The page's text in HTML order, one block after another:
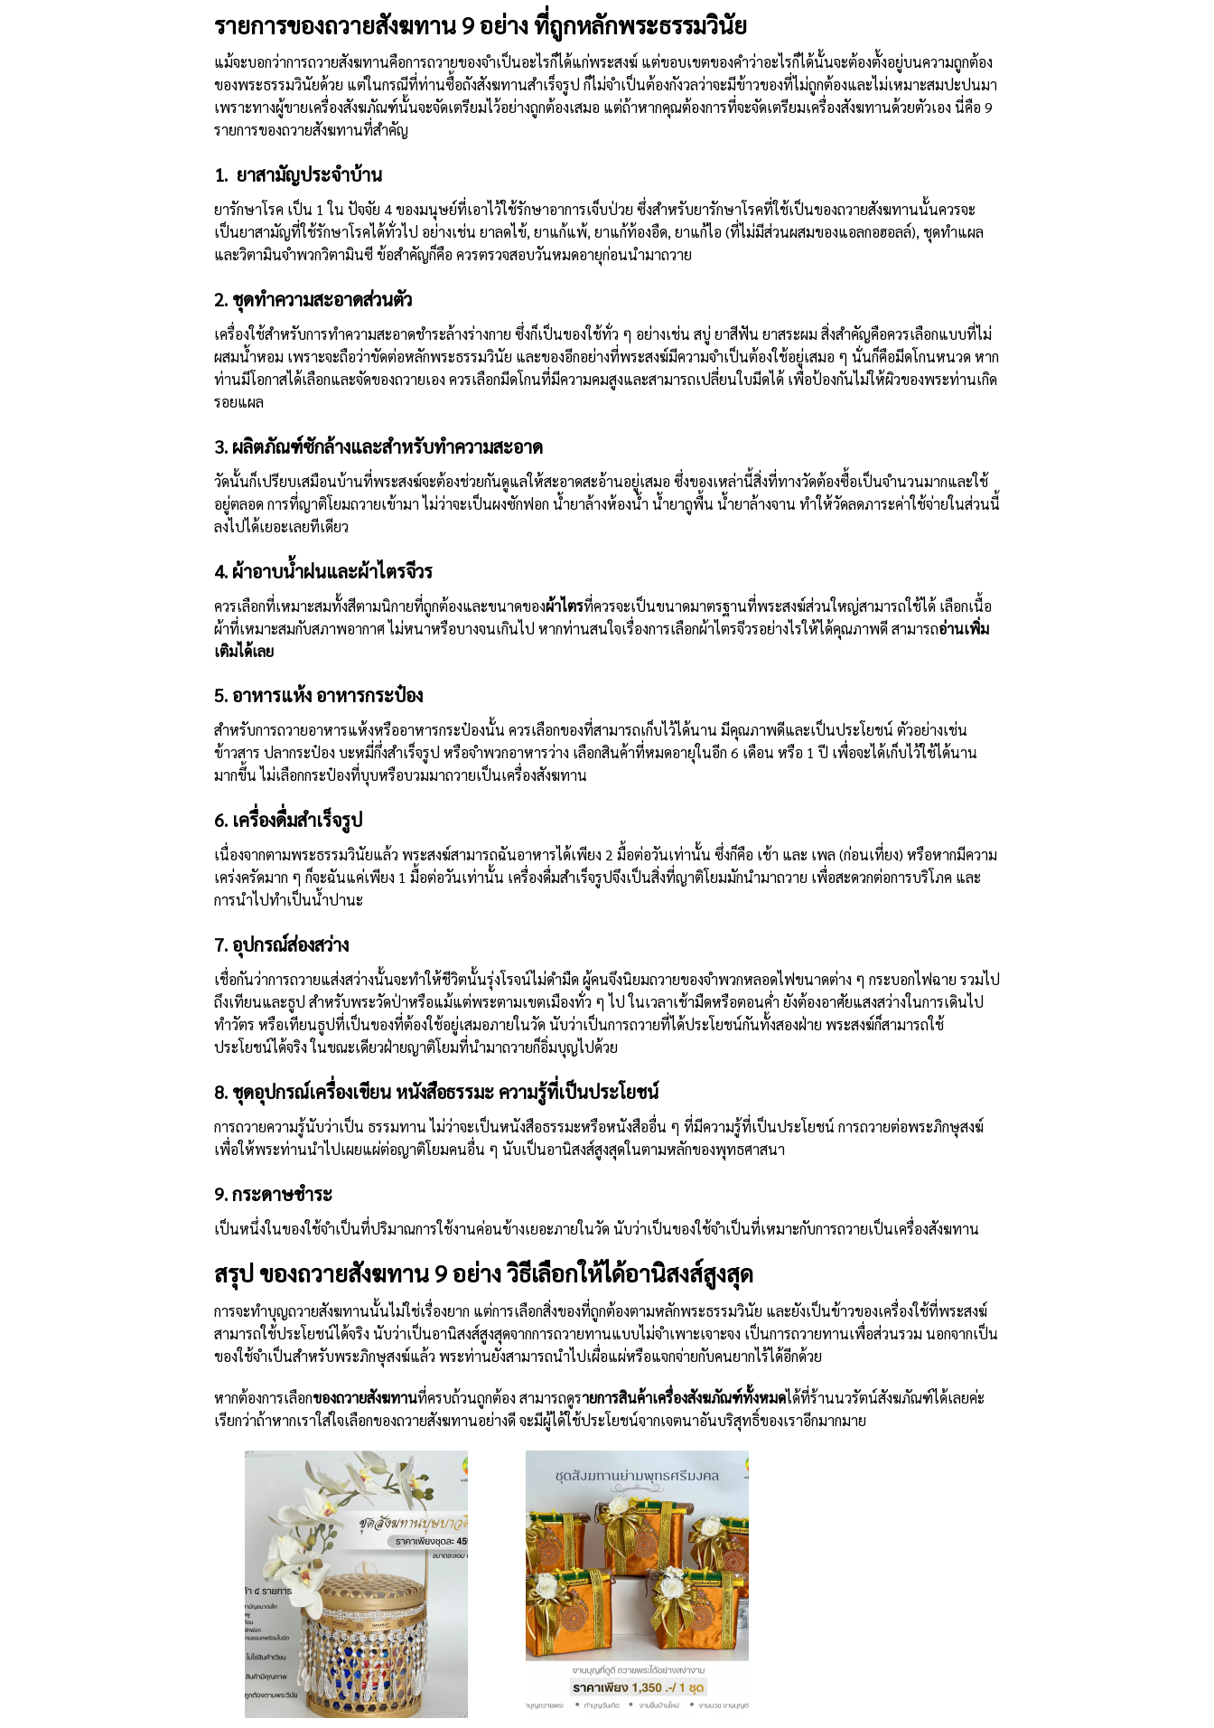
รายการของถวายสังฆทาน 9 อย่าง ที่ถูกหลักพระธรรมวินัย
แม้จะบอกว่าการถวายสังฆทานคือการถวายของจำเป็นอะไรก็ได้แก่พระสงฆ์ แต่ขอบเขตของคำว่าอะไรก็ได้นั้นจะต้องตั้งอยู่บนความถูกต้อง
ของพระธรรมวินัยด้วย แต่ในกรณีที่ท่านซื้อถังสังฆทานสำเร็จรูป ก็ไม่จำเป็นต้องกังวลว่าจะมีข้าวของที่ไม่ถูกต้องและไม่เหมาะสมปะปนมา
เพราะทางผู้ขายเครื่องสังฆภัณฑ์นั้นจะจัดเตรียมไว้อย่างถูกต้องเสมอ แต่ถ้าหากคุณต้องการที่จะจัดเตรียมเครื่องสังฆทานด้วยตัวเอง นี่คือ 9
รายการของถวายสังฆทานที่สำคัญ
1. ยาสามัญประจำบ้าน
ยารักษาโรค เป็น 1 ใน ปัจจัย 4 ของมนุษย์ที่เอาไว้ใช้รักษาอาการเจ็บป่วย ซึ่งสำหรับยารักษาโรคที่ใช้เป็นของถวายสังฆทานนั้นควรจะ
เป็นยาสามัญที่ใช้รักษาโรคได้ทั่วไป อย่างเช่น ยาลดไข้, ยาแก้แพ้, ยาแก้ท้องอืด, ยาแก้ไอ (ที่ไม่มีส่วนผสมของแอลกอฮอลล์), ชุดทำแผล
และวิตามินจำพวกวิตามินซี ข้อสำคัญก็คือ ควรตรวจสอบวันหมดอายุก่อนนำมาถวาย
2. ชุดทำความสะอาดส่วนตัว
เครื่องใช้สำหรับการทำความสะอาดชำระล้างร่างกาย ซึ่งก็เป็นของใช้ทั่ว ๆ อย่างเช่น สบู่ ยาสีฟัน ยาสระผม สิ่งสำคัญคือควรเลือกแบบที่ไม่
ผสมน้ำหอม เพราะจะถือว่าขัดต่อหลักพระธรรมวินัย และของอีกอย่างที่พระสงฆ์มีความจำเป็นต้องใช้อยู่เสมอ ๆ นั่นก็คือมีดโกนหนวด หาก
ท่านมีโอกาสได้เลือกและจัดของถวายเอง ควรเลือกมีดโกนที่มีความคมสูงและสามารถเปลี่ยนใบมีดได้ เพื่อป้องกันไม่ให้ผิวของพระท่านเกิด
รอยแผล
3. ผลิตภัณฑ์ซักล้างและสำหรับทำความสะอาด
วัดนั้นก็เปรียบเสมือนบ้านที่พระสงฆ์จะต้องช่วยกันดูแลให้สะอาดสะอ้านอยู่เสมอ ซึ่งของเหล่านี้สิ่งที่ทางวัดต้องซื้อเป็นจำนวนมากและใช้
อยู่ตลอด การที่ญาติโยมถวายเข้ามา ไม่ว่าจะเป็นผงซักฟอก น้ำยาล้างห้องน้ำ น้ำยาถูพื้น น้ำยาล้างจาน ทำให้วัดลดภาระค่าใช้จ่ายในส่วนนี้
ลงไปได้เยอะเลยทีเดียว
4. ผ้าอาบน้ำฝนและผ้าไตรจีวร
ควรเลือกที่เหมาะสมทั้งสีตามนิกายที่ถูกต้องและขนาดของผ้าไตรที่ควรจะเป็นขนาดมาตรฐานที่พระสงฆ์ส่วนใหญ่สามารถใช้ได้ เลือกเนื้อ
ผ้าที่เหมาะสมกับสภาพอากาศ ไม่หนาหรือบางจนเกินไป หากท่านสนใจเรื่องการเลือกผ้าไตรจีวรอย่างไรให้ได้คุณภาพดี สามารถอ่านเพิ่ม
เติมได้เลย
5. อาหารแห้ง อาหารกระป๋อง
สำหรับการถวายอาหารแห้งหรืออาหารกระป๋องนั้น ควรเลือกของที่สามารถเก็บไว้ได้นาน มีคุณภาพดีและเป็นประโยชน์ ตัวอย่างเช่น
ข้าวสาร ปลากระป๋อง บะหมี่กึ่งสำเร็จรูป หรือจำพวกอาหารว่าง เลือกสินค้าที่หมดอายุในอีก 6 เดือน หรือ 1 ปี เพื่อจะได้เก็บไว้ใช้ได้นาน
มากขึ้น ไม่เลือกกระป๋องที่บุบหรือบวมมาถวายเป็นเครื่องสังฆทาน
6. เครื่องดื่มสำเร็จรูป
เนื่องจากตามพระธรรมวินัยแล้ว พระสงฆ์สามารถฉันอาหารได้เพียง 2 มื้อต่อวันเท่านั้น ซึ่งก็คือ เช้า และ เพล (ก่อนเที่ยง) หรือหากมีความ
เคร่งครัดมาก ๆ ก็จะฉันแค่เพียง 1 มื้อต่อวันเท่านั้น เครื่องดื่มสำเร็จรูปจึงเป็นสิ่งที่ญาติโยมมักนำมาถวาย เพื่อสะดวกต่อการบริโภค และ
การนำไปทำเป็นน้ำปานะ
7. อุปกรณ์ส่องสว่าง
เชื่อกันว่าการถวายแส่งสว่างนั้นจะทำให้ชีวิตนั้นรุ่งโรจน์ไม่ดำมืด ผู้คนจึงนิยมถวายของจำพวกหลอดไฟขนาดต่าง ๆ กระบอกไฟฉาย รวมไป
ถึงเทียนและธูป สำหรับพระวัดป่าหรือแม้แต่พระตามเขตเมืองทั่ว ๆ ไป ในเวลาเช้ามืดหรือตอนค่ำ ยังต้องอาศัยแสงสว่างในการเดินไป
ทำวัตร หรือเทียนธูปที่เป็นของที่ต้องใช้อยู่เสมอภายในวัด นับว่าเป็นการถวายที่ได้ประโยชน์กันทั้งสองฝ่าย พระสงฆ์ก็สามารถใช้
ประโยชน์ได้จริง ในขณะเดียวฝ่ายญาติโยมที่นำมาถวายก็อิ่มบุญไปด้วย
8. ชุดอุปกรณ์เครื่องเขียน หนังสือธรรมะ ความรู้ที่เป็นประโยชน์
การถวายความรู้นับว่าเป็น ธรรมทาน ไม่ว่าจะเป็นหนังสือธรรมะหรือหนังสืออื่น ๆ ที่มีความรู้ที่เป็นประโยชน์ การถวายต่อพระภิกษุสงฆ์
เพื่อให้พระท่านนำไปเผยแผ่ต่อญาติโยมคนอื่น ๆ นับเป็นอานิสงส์สูงสุดในตามหลักของพุทธศาสนา
9. กระดาษชำระ
เป็นหนึ่งในของใช้จำเป็นที่ปริมาณการใช้งานค่อนข้างเยอะภายในวัด นับว่าเป็นของใช้จำเป็นที่เหมาะกับการถวายเป็นเครื่องสังฆทาน
สรุป ของถวายสังฆทาน 9 อย่าง วิธีเลือกให้ได้อานิสงส์สูงสุด
การจะทำบุญถวายสังฆทานนั้นไม่ใช่เรื่องยาก แต่การเลือกสิ่งของที่ถูกต้องตามหลักพระธรรมวินัย และยังเป็นข้าวของเครื่องใช้ที่พระสงฆ์
สามารถใช้ประโยชน์ได้จริง นับว่าเป็นอานิสงส์สูงสุดจากการถวายทานแบบไม่จำเพาะเจาะจง เป็นการถวายทานเพื่อส่วนรวม นอกจากเป็น
ของใช้จำเป็นสำหรับพระภิกษุสงฆ์แล้ว พระท่านยังสามารถนำไปเผื่อแผ่หรือแจกจ่ายกับคนยากไร้ได้อีกด้วย
หากต้องการเลือกของถวายสังฆทานที่ครบถ้วนถูกต้อง สามารถดูรายการสินค้าเครื่องสังฆภัณฑ์ทั้งหมดได้ที่ร้านนวรัตน์สังฆภัณฑ์ได้เลยค่ะ
เรียกว่าถ้าหากเราใส่ใจเลือกของถวายสังฆทานอย่างดี จะมีผู้ได้ใช้ประโยชน์จากเจตนาอันบริสุทธิ์ของเราอีกมากมาย